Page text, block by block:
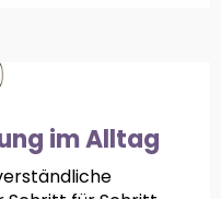
im Alltag